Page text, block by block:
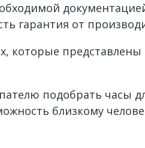
гарантия от
которые
подобрать часы
близкому